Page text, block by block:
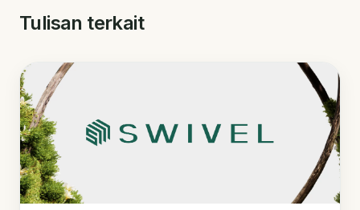
Tulisan terkait